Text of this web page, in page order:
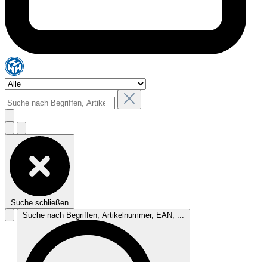
Suche schließen
Suche nach Begriffen, Artikelnummer, EAN, ...